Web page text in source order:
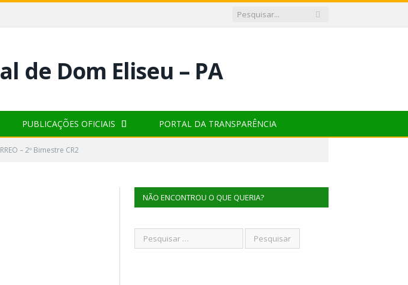
PUBLICAÇÕES OFICIAIS PORTAL DA TRANSPARÊNCIA
RREO – 2º Bimestre CR2
NÃO ENCONTROU O QUE QUERIA?